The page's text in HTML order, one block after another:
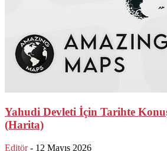
Yahudi Devleti İçin Tarihte
(Harita)
Editör - 12 Mayıs 2026